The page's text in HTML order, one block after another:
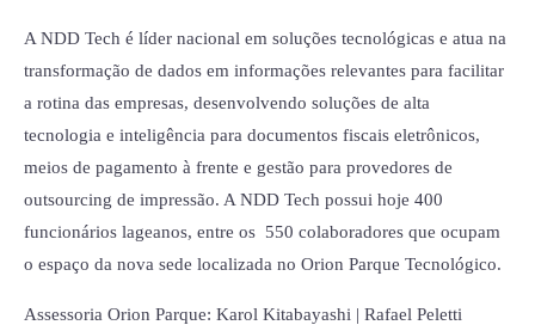
A NDD Tech é líder nacional em soluções tecnológicas e atua na
transformação de dados em informações relevantes para facilitar
a rotina das empresas, desenvolvendo soluções de alta
tecnologia e inteligência para documentos fiscais eletrônicos,
meios de pagamento à frente e gestão para provedores de
outsourcing de impressão. A NDD Tech possui hoje 400
funcionários lageanos, entre os 550 colaboradores que ocupam
o espaço da nova sede localizada no Orion Parque Tecnológico.
Assessoria Orion Parque: Karol Kitabayashi | Rafael Peletti